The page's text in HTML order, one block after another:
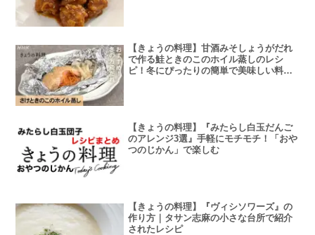
【きょうの料理】甘酒みそしょうがだれ
で作る鮭ときのこのホイル蒸しのレシ
ピ！冬にぴったりの簡単で美味しい料理
【きょうの料理】『みたらし白玉だんご
のアレンジ3選』手軽にモチモチ！「おや
つのじかん」で楽しむ
【きょうの料理】『ヴィシソワーズ』の
作り方｜タサン志麻の小さな台所で紹介
されたレシピ